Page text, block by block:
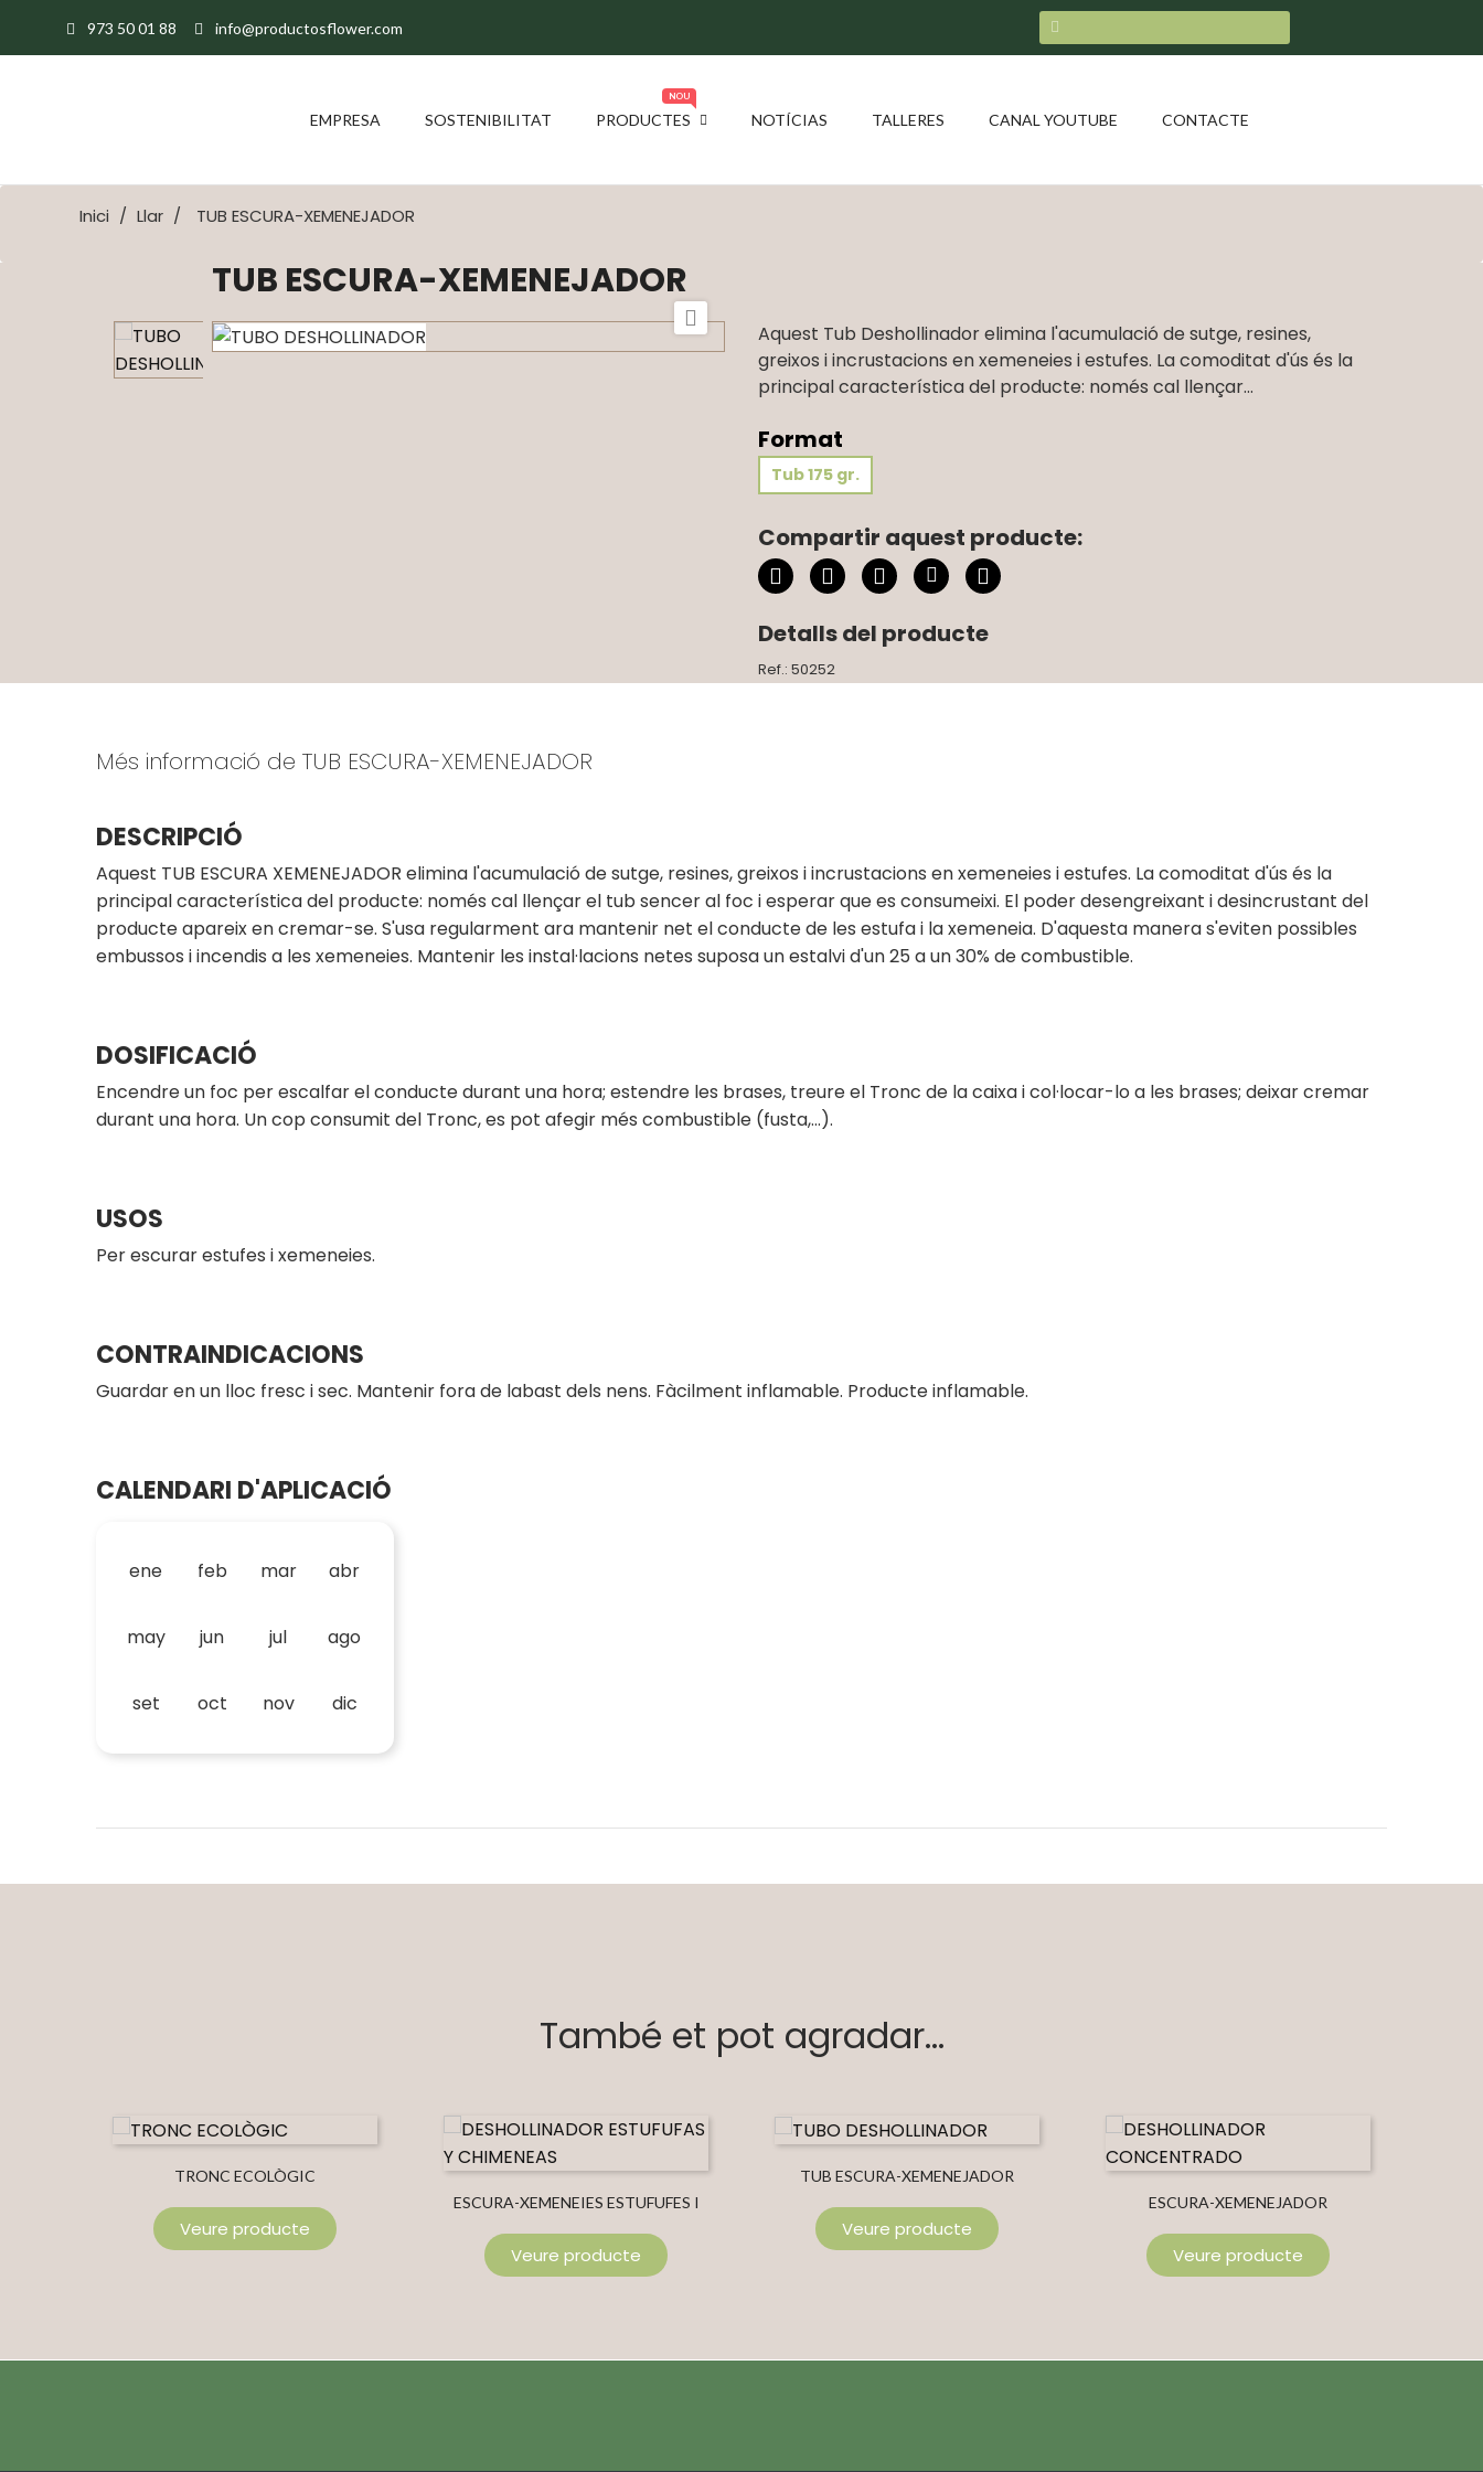
973 50 01 88 info@productosflower.com
EMPRESA SOSTENIBILITAT PRODUCTES
NOU
NOTÍCIAS TALLERES CANAL YOUTUBE CONTACTE
Inici Llar TUB ESCURA-XEMENEJADOR
TUB ESCURA-XEMENEJADOR

Aquest Tub Deshollinador elimina l'acumulació de sutge, resines,
greixos i incrustacions en xemeneies i estufes. La comoditat d'ús és la
principal característica del producte: només cal llençar...
Format
Tub 175 gr.
Compartir aquest producte:
Detalls del producte
Ref.: 50252
Més informació de TUB ESCURA-XEMENEJADOR
DESCRIPCIÓ
Aquest TUB ESCURA XEMENEJADOR elimina l'acumulació de sutge, resines, greixos i incrustacions en xemeneies i estufes. La comoditat d'ús és la
principal característica del producte: només cal llençar el tub sencer al foc i esperar que es consumeixi. El poder desengreixant i desincrustant del
producte apareix en cremar-se. S'usa regularment ara mantenir net el conducte de les estufa i la xemeneia. D'aquesta manera s'eviten possibles
embussos i incendis a les xemeneies. Mantenir les instal·lacions netes suposa un estalvi d'un 25 a un 30% de combustible.
DOSIFICACIÓ
Encendre un foc per escalfar el conducte durant una hora; estendre les brases, treure el Tronc de la caixa i col·locar-lo a les brases; deixar cremar
durant una hora. Un cop consumit del Tronc, es pot afegir més combustible (fusta,…).
USOS
Per escurar estufes i xemeneies.
CONTRAINDICACIONS
Guardar en un lloc fresc i sec. Mantenir fora de labast dels nens. Fàcilment inflamable. Producte inflamable.
CALENDARI D'APLICACIÓ
ene feb mar abr
may jun jul ago
set oct nov dic
També et pot agradar...
TRONC ECOLÒGIC
Veure producte
ESCURA-XEMENEIES ESTUFUFES I
Veure producte
TUB ESCURA-XEMENEJADOR
Veure producte
ESCURA-XEMENEJADOR
Veure producte